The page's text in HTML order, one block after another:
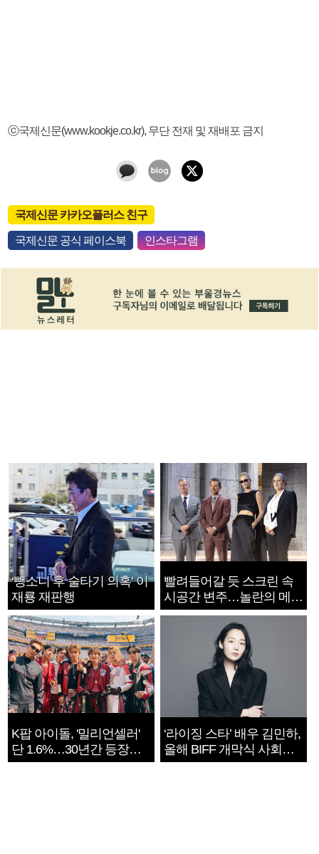
ⓒ국제신문(www.kookje.co.kr), 무단 전재 및 재배포 금지
국제신문 카카오플러스 친구
국제신문 공식 페이스북 인스타그램
‘뺑소니 후 술타기 의혹’ 이
재룡 재판행
빨려들어갈 듯 스크린 속
시공간 변주…놀란의 메시
지는 ‘전쟁 속죄’
K팝 아이돌, '밀리언셀러'
단 1.6%…30년간 등장
1182개팀 전수조사
‘라이징 스타’ 배우 김민하,
올해 BIFF 개막식 사회자
확정